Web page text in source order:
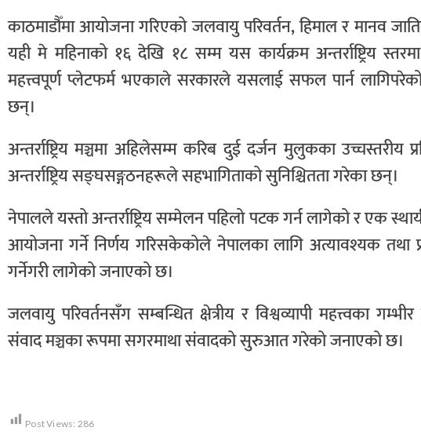
काठमाडौँमा आयोजना गरिएको जलवायु परिवर्तन, हिमाल र मानव
यही मे महिनाको १६ देखि १८ सम्म यस कार्यक्रम अन्तर्राष्ट्रिय
महत्त्वपूर्ण प्लेटफर्म भएकाले सरकारले यसलाई सफल पार्न लागिपरेको
छन्।
अन्तर्राष्ट्रिय मञ्चमा अहिलेसम्म करिब दुई दर्जन मुलुकका उच्चस्तरीय
अन्तर्राष्ट्रिय सङ्घसङ्गठनहरूले सहभागिताको सुनिश्चितता गरेका छन्।
नेपालले यस्तो अन्तर्राष्ट्रिय सम्मेलन पहिलो पटक गर्न लागेको र एक
आयोजना गर्ने निर्णय गरिसकेकोले नेपालका लागि अत्यावश्यक तथा
गर्नेगरी लागेको जनाएको छ।
जलवायु परिवर्तनसँग सम्बन्धित क्षेत्रीय र विश्वव्यापी महत्त्वका
संवाद मञ्चका रूपमा सगरमाथा संवादको सुरुआत गरेको जनाएको छ।
Post Views: 286